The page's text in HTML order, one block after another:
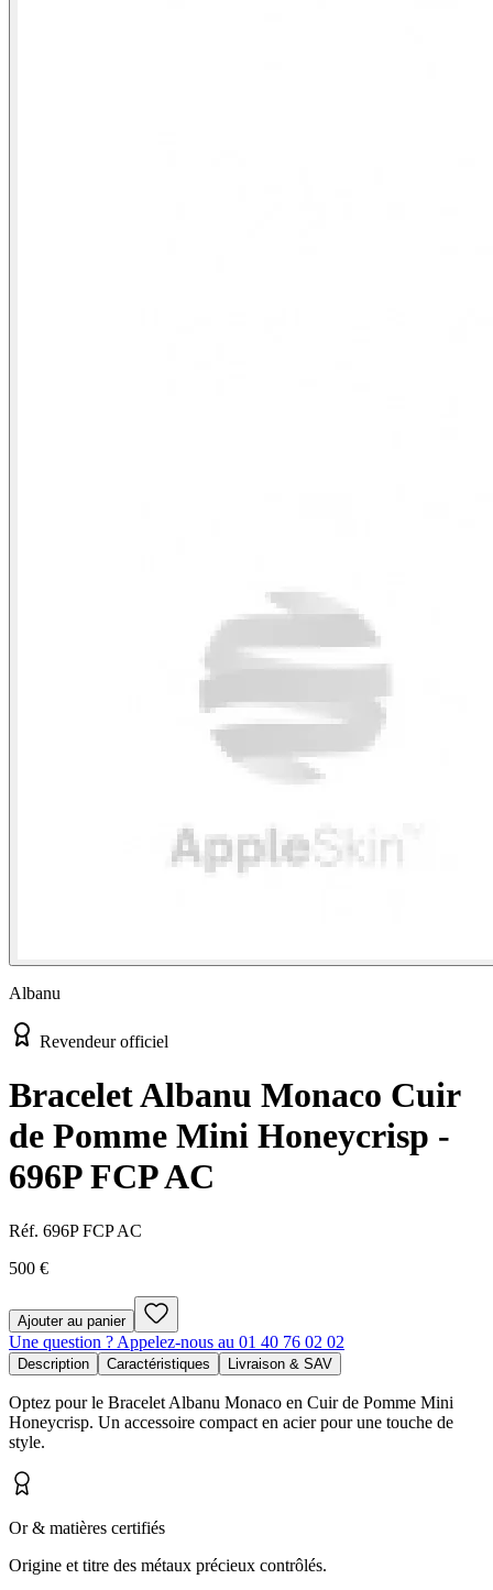
Albanu
Revendeur officiel
Bracelet Albanu Monaco Cuir
de Pomme Mini Honeycrisp -
696P FCP AC
Réf. 696P FCP AC
500 €
Ajouter au panier
Une question ? Appelez-nous au 01 40 76 02 02
Description Caractéristiques Livraison & SAV
Optez pour le Bracelet Albanu Monaco en Cuir de Pomme Mini
Honeycrisp. Un accessoire compact en acier pour une touche de
style.
Or & matières certifiés
Origine et titre des métaux précieux contrôlés.